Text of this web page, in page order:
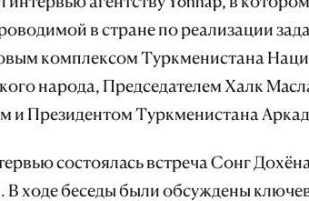
в стране по реализации
комплексом Туркменистана
народа, Председателем Халк
и Президентом Туркменистана
состоялась встреча Сонг
В ходе беседы были обсуждены